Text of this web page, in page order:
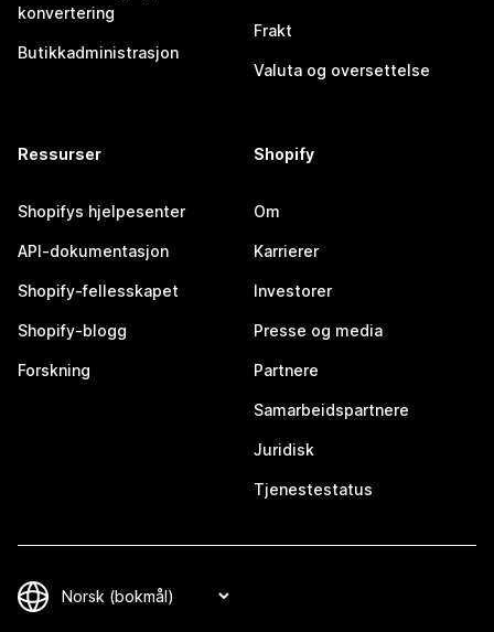
konvertering
Butikkadministrasjon
Frakt
Valuta og oversettelse
Ressurser
Shopifys hjelpesenter
API-dokumentasjon
Shopify-fellesskapet
Shopify-blogg
Forskning
Shopify
Om
Karrierer
Investorer
Presse og media
Partnere
Samarbeidspartnere
Juridisk
Tjenestestatus